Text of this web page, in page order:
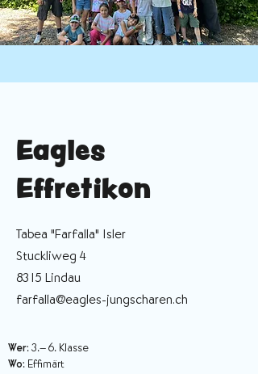
Eagles
Effretikon
Tabea "Farfalla" Isler
Stuckliweg 4
8315 Lindau
farfalla@eagles-jungscharen.ch
Wer: 3.– 6. Klasse
Wo: Effimärt